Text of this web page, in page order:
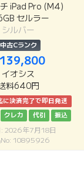
iPad Pro (M4)
セルラー
シルバー
中古Cランク
イオシス
料640円
に決済完了で即日発送
クレカ 代引 振込
: 2026年7月18日
No: 10895926